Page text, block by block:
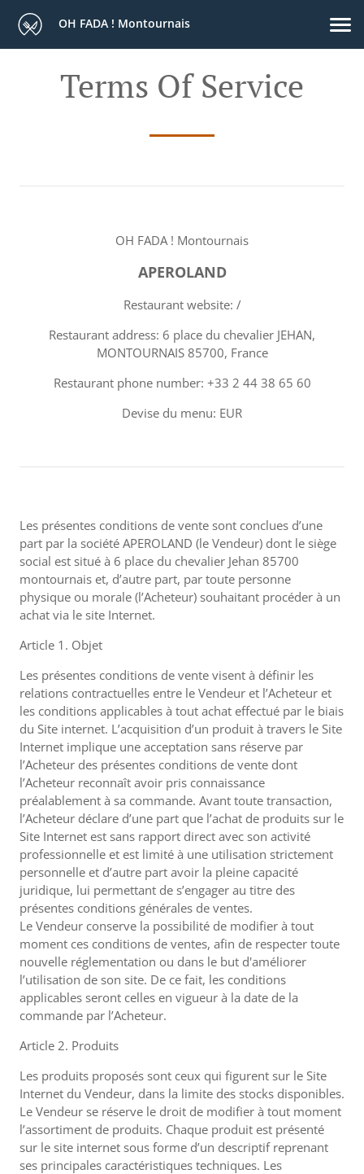
OH FADA ! Montournais
Terms Of Service
OH FADA ! Montournais
APEROLAND
Restaurant website: /
Restaurant address: 6 place du chevalier JEHAN,
MONTOURNAIS 85700, France
Restaurant phone number: +33 2 44 38 65 60
Devise du menu: EUR
Les présentes conditions de vente sont conclues d’une
part par la société APEROLAND (le Vendeur) dont le siège
social est situé à 6 place du chevalier Jehan 85700
montournais et, d’autre part, par toute personne
physique ou morale (l’Acheteur) souhaitant procéder à un
achat via le site Internet.
Article 1. Objet
Les présentes conditions de vente visent à définir les
relations contractuelles entre le Vendeur et l’Acheteur et
les conditions applicables à tout achat effectué par le biais
du Site internet. L’acquisition d’un produit à travers le Site
Internet implique une acceptation sans réserve par
l’Acheteur des présentes conditions de vente dont
l’Acheteur reconnaît avoir pris connaissance
préalablement à sa commande. Avant toute transaction,
l’Acheteur déclare d’une part que l’achat de produits sur le
Site Internet est sans rapport direct avec son activité
professionnelle et est limité à une utilisation strictement
personnelle et d’autre part avoir la pleine capacité
juridique, lui permettant de s’engager au titre des
présentes conditions générales de ventes.
Le Vendeur conserve la possibilité de modifier à tout
moment ces conditions de ventes, afin de respecter toute
nouvelle réglementation ou dans le but d'améliorer
l’utilisation de son site. De ce fait, les conditions
applicables seront celles en vigueur à la date de la
commande par l’Acheteur.
Article 2. Produits
Les produits proposés sont ceux qui figurent sur le Site
Internet du Vendeur, dans la limite des stocks disponibles.
Le Vendeur se réserve le droit de modifier à tout moment
l’assortiment de produits. Chaque produit est présenté
sur le site internet sous forme d’un descriptif reprenant
ses principales caractéristiques techniques. Les